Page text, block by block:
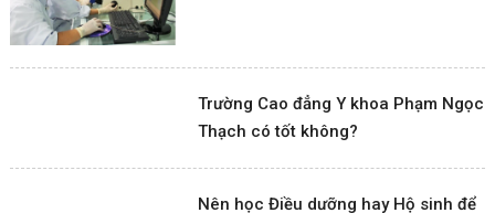
Trường Cao đẳng Y khoa Phạm Ngọc
Thạch có tốt không?
Nên học Điều dưỡng hay Hộ sinh để